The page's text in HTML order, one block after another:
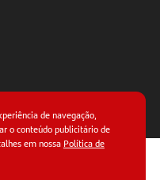
de navegação,
o conteúdo publicitário de
em nossa Política de